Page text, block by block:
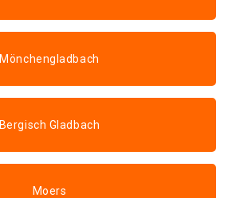
Mönchengladbach
Bergisch Gladbach
Moers